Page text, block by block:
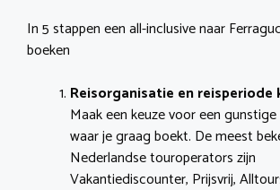
In 5 stappen een all-inclusive naar
boeken
Reisorganisatie en reisperiode
Maak een keuze voor een
waar je graag boekt. De meest
Nederlandse touroperators zijn
Vakantiediscounter, Prijsvrij,